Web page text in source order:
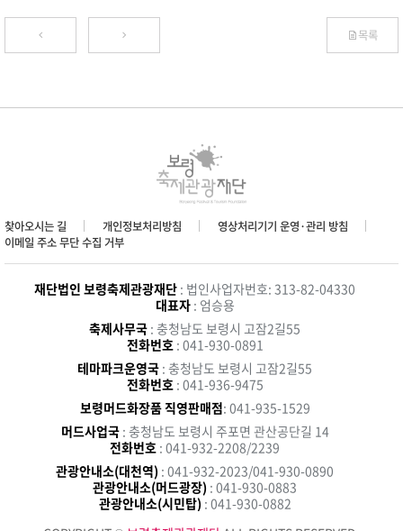
목록
찾아오시는 길 개인정보처리방침
영상처리기기 운영·관리 방침
이메일 주소 무단 수집 거부
재단법인 보령축제관광재단 : 법인사업자번호: 313-82-04330
대표자: 엄승용
축제사무국 : 충청남도 보령시 고잠2길55
전화번호 : 041-930-0891
테마파크운영국 : 충청남도 보령시 고잠2길55
전화번호 : 041-936-9475
보령머드화장품 직영판매점: 041-935-1529
머드사업국 : 충청남도 보령시 주포면 관산공단길 14
전화번호 : 041-932-2208/2239
관광안내소(대천역) : 041-932-2023/041-930-0890
관광안내소(머드광장) : 041-930-0883
관광안내소(시민탑) : 041-930-0882